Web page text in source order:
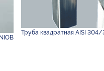
Труба квадратная AISI